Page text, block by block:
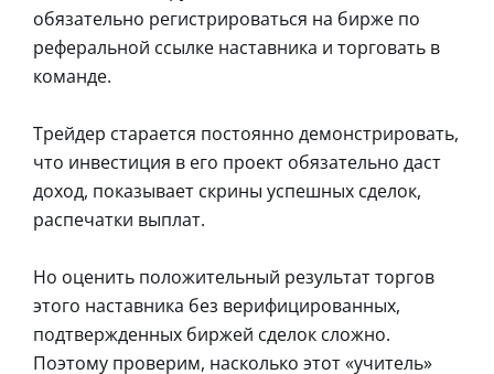
обязательно регистрироваться на бирже по
реферальной ссылке наставника и торговать в
команде.
Трейдер старается постоянно демонстрировать,
что инвестиция в его проект обязательно даст
доход, показывает скрины успешных сделок,
распечатки выплат.
Но оценить положительный результат торгов
этого наставника без верифицированных,
подтвержденных биржей сделок сложно.
Поэтому проверим, насколько этот «учитель»